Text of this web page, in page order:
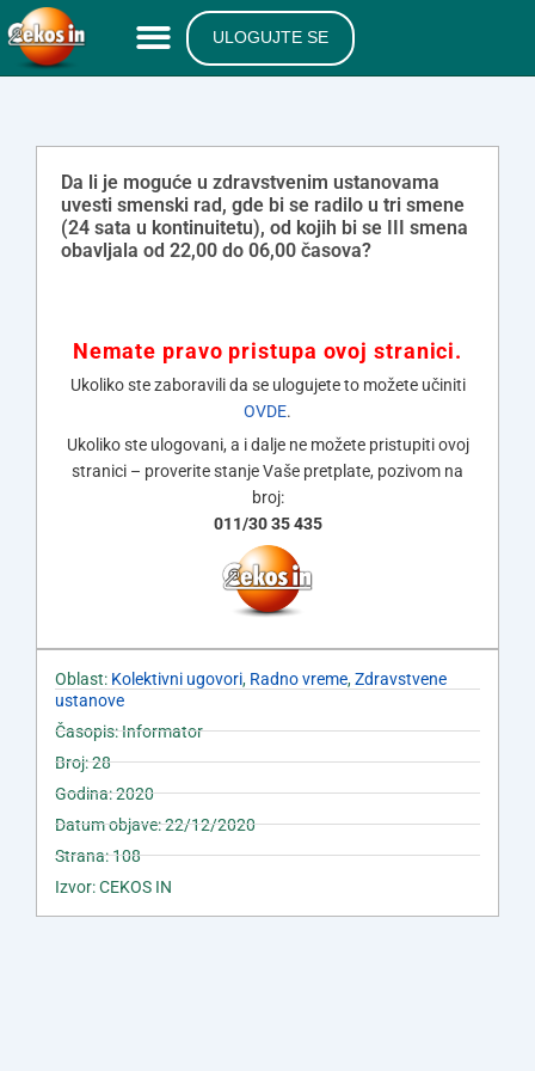
ULOGUJTE SE
Da li je moguće u zdravstvenim ustanovama
uvesti smenski rad, gde bi se radilo u tri smene
(24 sata u kontinuitetu), od kojih bi se III smena
obavljala od 22,00 do 06,00 časova?
Nemate pravo pristupa ovoj stranici.
Ukoliko ste zaboravili da se ulogujete to možete učiniti
OVDE.
Ukoliko ste ulogovani, a i dalje ne možete pristupiti ovoj
stranici – proverite stanje Vaše pretplate, pozivom na
broj:
011/30 35 435
Oblast: Kolektivni ugovori, Radno vreme,Zdravstvene
ustanove
Časopis: Informator
Broj: 28
Godina: 2020
Datum objave: 22/12/2020
Strana: 108
Izvor: CEKOS IN